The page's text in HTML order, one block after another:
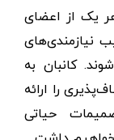
یک از اعضای
نیازمندی‌های
کانبان به
را ارائه
حیاتی